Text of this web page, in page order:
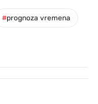
#prognoza vremena